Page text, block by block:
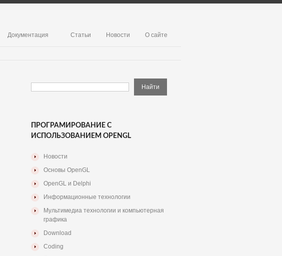
Документация Статьи Новости О сайте
ПРОГРАМИРОВАНИЕ С
ИСПОЛЬЗОВАНИЕМ OPENGL
Новости
Основы OpenGL
OpenGL и Delphi
Информационные технологии
Мультимедиа технологии и компьютерная
графика
Download
Coding